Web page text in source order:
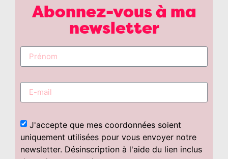
Abonnez-vous à ma
newsletter
J'accepte que mes coordonnées soient
uniquement utilisées pour vous envoyer notre
newsletter. Désinscription à l'aide du lien inclus